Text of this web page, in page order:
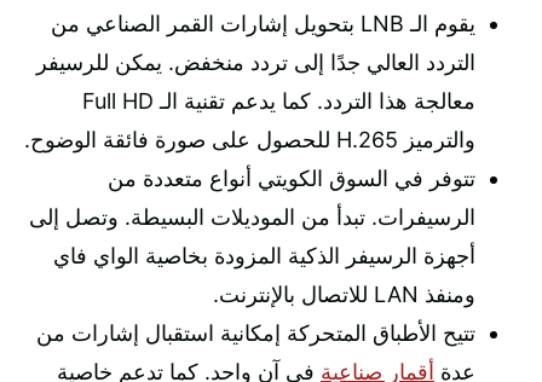
يقوم الـ LNB بتحويل إشارات القمر الصناعي من
التردد العالي جدًا إلى تردد منخفض. يمكن للرسيفر
معالجة هذا التردد. كما يدعم تقنية الـ Full HD
والترميز H.265 للحصول على صورة فائقة الوضوح.
تتوفر في السوق الكويتي أنواع متعددة من
الرسيفرات. تبدأ من الموديلات البسيطة. وتصل إلى
أجهزة الرسيفر الذكية المزودة بخاصية الواي فاي
ومنفذ LAN للاتصال بالإنترنت.
تتيح الأطباق المتحركة إمكانية استقبال إشارات من
عدة أقمار صناعية في آن واحد. كما تدعم خاصية